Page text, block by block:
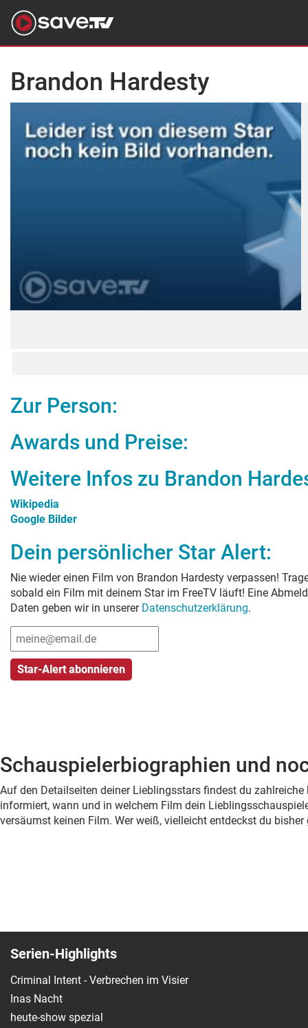
Brandon Hardesty
Zur Person:
Awards und Preise:
Weitere Infos zu Brandon
Wikipedia
Google Bilder
Dein persönlicher Star Alert:
Nie wieder einen Film von Brandon Hardesty verpassen!
sobald ein Film mit deinem Star im FreeTV läuft! Eine
Daten geben wir in unserer Datenschutzerklärung.
Schauspielerbiographien und
Auf den Detailseiten deiner Lieblingsstars findest du
informiert, wann und in welchem Film dein
versäumst keinen Film. Wer weiß, vielleicht entdeckst du
Serien-Highlights
Criminal Intent - Verbrechen im Visier
Inas Nacht
heute-show spezial